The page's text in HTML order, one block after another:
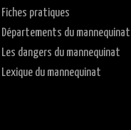
Fiches pratiques
Départements du mannequinat
Les dangers du mannequinat
Lexique du mannequinat